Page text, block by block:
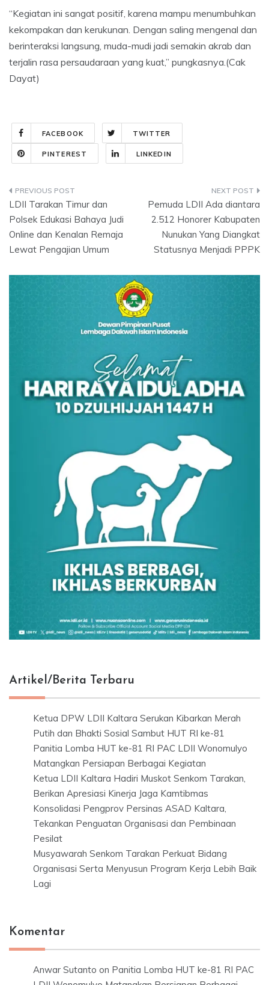
“Kegiatan ini sangat positif, karena mampu menumbuhkan
kekompakan dan kerukunan. Dengan saling mengenal dan
berinteraksi langsung, muda-mudi jadi semakin akrab dan
terjalin rasa persaudaraan yang kuat,” pungkasnya.(Cak
Dayat)
FACEBOOK TWITTER
PINTEREST LINKEDIN
Post
navigation
LDII Tarakan Timur dan
Polsek Edukasi Bahaya Judi
Online dan Kenalan Remaja
Lewat Pengajian Umum
Pemuda LDII Ada diantara
2.512 Honorer Kabupaten
Nunukan Yang Diangkat
Statusnya Menjadi PPPK
Artikel/Berita Terbaru
Ketua DPW LDII Kaltara Serukan Kibarkan Merah
Putih dan Bhakti Sosial Sambut HUT RI ke-81
Panitia Lomba HUT ke-81 RI PAC LDII Wonomulyo
Matangkan Persiapan Berbagai Kegiatan
Ketua LDII Kaltara Hadiri Muskot Senkom Tarakan,
Berikan Apresiasi Kinerja Jaga Kamtibmas
Konsolidasi Pengprov Persinas ASAD Kaltara,
Tekankan Penguatan Organisasi dan Pembinaan
Pesilat
Musyawarah Senkom Tarakan Perkuat Bidang
Organisasi Serta Menyusun Program Kerja Lebih Baik
Lagi
Komentar
Anwar Sutanto on Panitia Lomba HUT ke-81 RI PAC